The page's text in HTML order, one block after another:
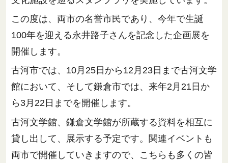
この度は、両市の名誉市民であり、今年で生誕
100年を迎える永井路子さんを記念した企画展を
開催します。
古河市では、10月25日から12月23日まで古河文学
館において、そして鎌倉市では、来年2月21日か
ら3月22日までを開催します。
古河文学館、鎌倉文学館が所蔵する資料を相互に
貸し出して、展示する予定です。関連イベントも
両市で開催していきますので、こちらも多くの皆